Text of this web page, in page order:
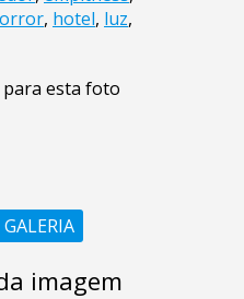
, hotel, luz,
esta foto
GALERIA
imagem